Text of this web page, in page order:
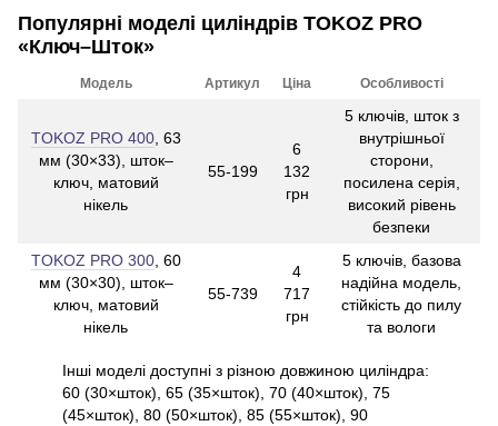
Популярні моделі циліндрів TOKOZ PRO
«Ключ–Шток»
Модель Артикул Ціна Особливості
TOKOZ PRO 400, 63
мм (30×33), шток–
ключ, матовий
нікель
55-199
6
132
грн
5 ключів, шток з
внутрішньої
сторони,
посилена серія,
високий рівень
безпеки
TOKOZ PRO 300, 60
мм (30×30), шток–
ключ, матовий
нікель
55-739
4
717
грн
5 ключів, базова
надійна модель,
стійкість до пилу
та вологи
Інші моделі доступні з різною довжиною циліндра:
60 (30×шток), 65 (35×шток), 70 (40×шток), 75
(45×шток), 80 (50×шток), 85 (55×шток), 90